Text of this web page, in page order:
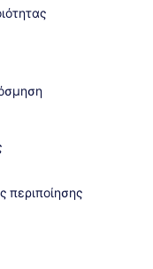
περιποίησης